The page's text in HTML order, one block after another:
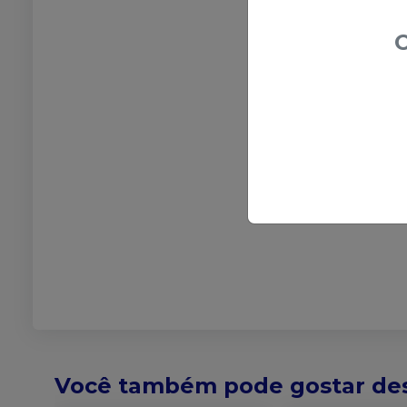
Você também pode gostar